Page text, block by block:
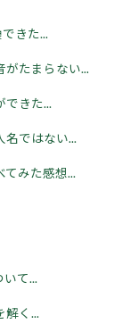
きた...
がたまらない...
できた...
名ではない...
てみた感想...
て...
解く...